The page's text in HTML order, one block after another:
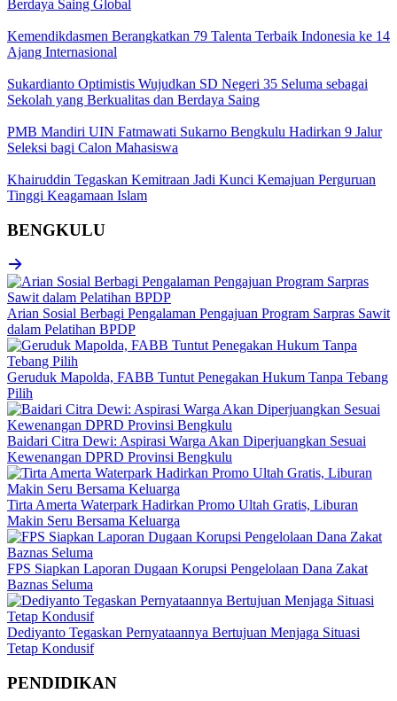
Berdaya Saing Global
Kemendikdasmen Berangkatkan 79 Talenta Terbaik Indonesia ke 14
Ajang Internasional
Sukardianto Optimistis Wujudkan SD Negeri 35 Seluma sebagai
Sekolah yang Berkualitas dan Berdaya Saing
PMB Mandiri UIN Fatmawati Sukarno Bengkulu Hadirkan 9 Jalur
Seleksi bagi Calon Mahasiswa
Khairuddin Tegaskan Kemitraan Jadi Kunci Kemajuan Perguruan
Tinggi Keagamaan Islam
BENGKULU
Arian Sosial Berbagi Pengalaman Pengajuan Program Sarpras Sawit
dalam Pelatihan BPDP
Geruduk Mapolda, FABB Tuntut Penegakan Hukum Tanpa Tebang
Pilih
Baidari Citra Dewi: Aspirasi Warga Akan Diperjuangkan Sesuai
Kewenangan DPRD Provinsi Bengkulu
Tirta Amerta Waterpark Hadirkan Promo Ultah Gratis, Liburan
Makin Seru Bersama Keluarga
FPS Siapkan Laporan Dugaan Korupsi Pengelolaan Dana Zakat
Baznas Seluma
Dediyanto Tegaskan Pernyataannya Bertujuan Menjaga Situasi
Tetap Kondusif
PENDIDIKAN